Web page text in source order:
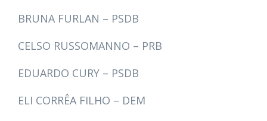
BRUNA FURLAN – PSDB
CELSO RUSSOMANNO – PRB
EDUARDO CURY – PSDB
ELI CORRÊA FILHO – DEM